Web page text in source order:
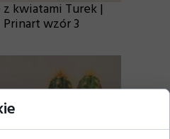
kwiatami Turek |
wzór 3